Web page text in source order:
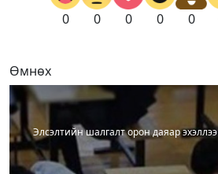
0 0 0 0 0
Өмнөх
Элсэлтийн шалгалт орон даяар эхэллээ